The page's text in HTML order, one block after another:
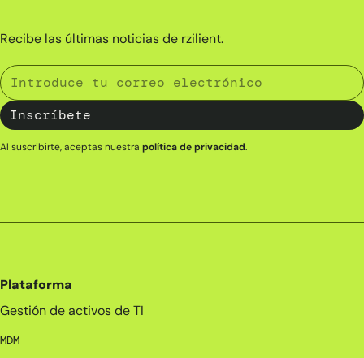
Recibe las últimas noticias de rzilient.
Al suscribirte, aceptas nuestra política de privacidad.
Plataforma
Gestión de activos de TI
MDM